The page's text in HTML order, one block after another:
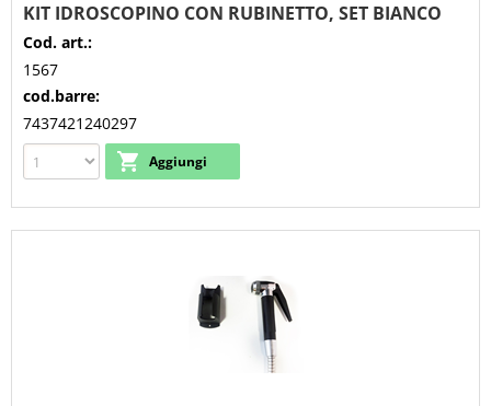
KIT IDROSCOPINO CON RUBINETTO, SET BIANCO
Cod. art.:
1567
cod.barre:
7437421240297